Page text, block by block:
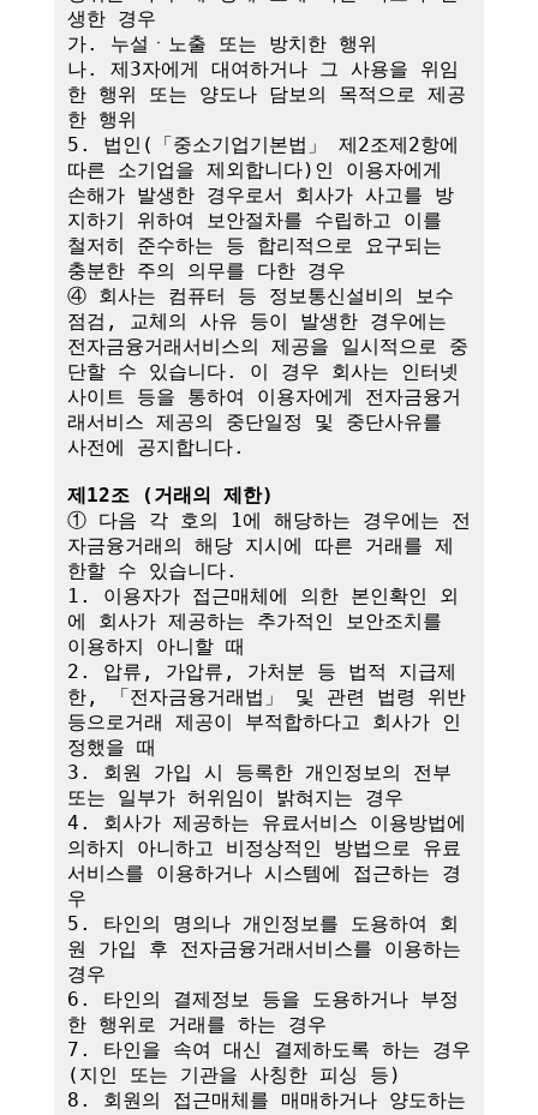
생한 경우
가. 누설ㆍ노출 또는 방치한 행위
나. 제3자에게 대여하거나 그 사용을 위임
한 행위 또는 양도나 담보의 목적으로 제공
한 행위
5. 법인(「중소기업기본법」 제2조제2항에
따른 소기업을 제외합니다)인 이용자에게
손해가 발생한 경우로서 회사가 사고를 방
지하기 위하여 보안절차를 수립하고 이를
철저히 준수하는 등 합리적으로 요구되는
충분한 주의 의무를 다한 경우
④ 회사는 컴퓨터 등 정보통신설비의 보수
점검, 교체의 사유 등이 발생한 경우에는
전자금융거래서비스의 제공을 일시적으로 중
단할 수 있습니다. 이 경우 회사는 인터넷
사이트 등을 통하여 이용자에게 전자금융거
래서비스 제공의 중단일정 및 중단사유를
사전에 공지합니다.
제12조 (거래의 제한)
① 다음 각 호의 1에 해당하는 경우에는 전
자금융거래의 해당 지시에 따른 거래를 제
한할 수 있습니다.
1. 이용자가 접근매체에 의한 본인확인 외
에 회사가 제공하는 추가적인 보안조치를
이용하지 아니할 때
2. 압류, 가압류, 가처분 등 법적 지급제
한, 「전자금융거래법」 및 관련 법령 위반
등으로거래 제공이 부적합하다고 회사가 인
정했을 때
3. 회원 가입 시 등록한 개인정보의 전부
또는 일부가 허위임이 밝혀지는 경우
4. 회사가 제공하는 유료서비스 이용방법에
의하지 아니하고 비정상적인 방법으로 유료
서비스를 이용하거나 시스템에 접근하는 경
우
5. 타인의 명의나 개인정보를 도용하여 회
원 가입 후 전자금융거래서비스를 이용하는
경우
6. 타인의 결제정보 등을 도용하거나 부정
한 행위로 거래를 하는 경우
7. 타인을 속여 대신 결제하도록 하는 경우
(지인 또는 기관을 사칭한 피싱 등)
8. 회원의 접근매체를 매매하거나 양도하는